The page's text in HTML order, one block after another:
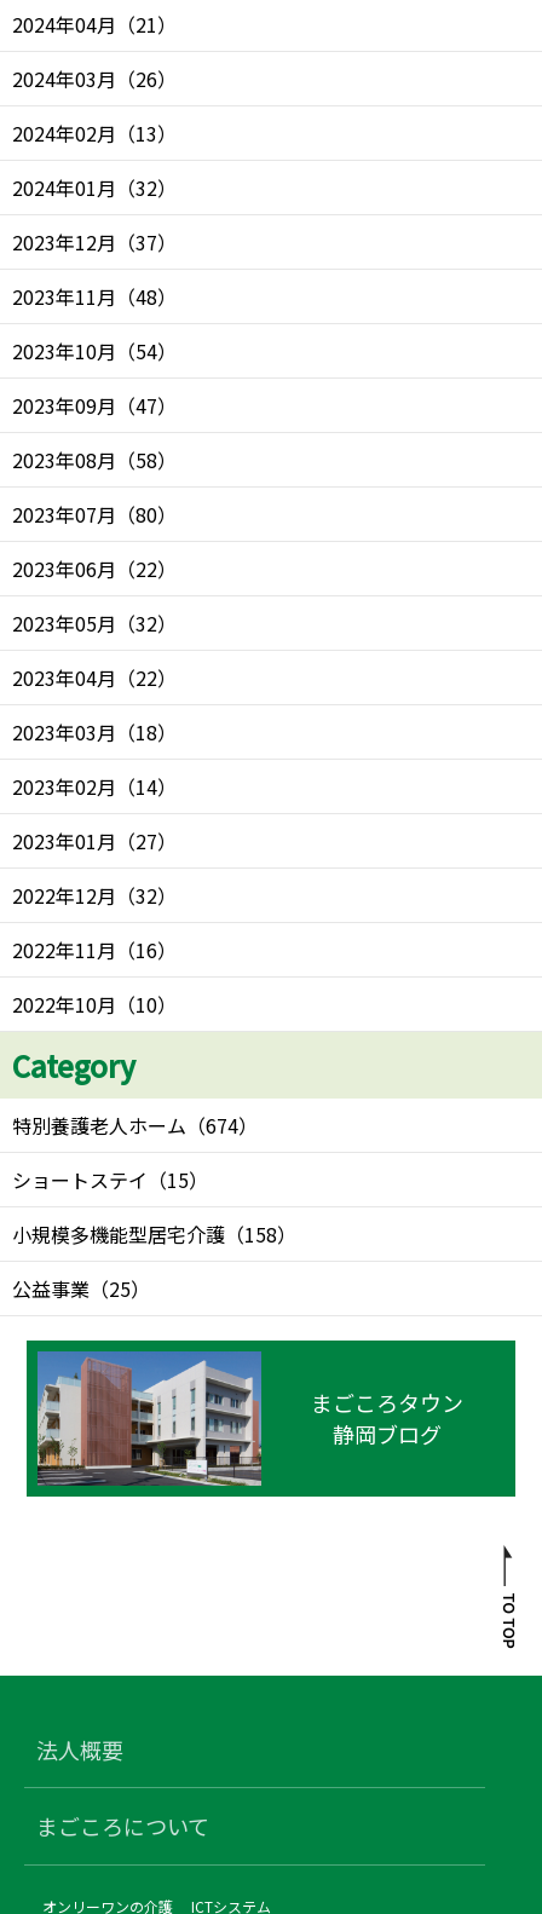
2024年04月 （21）
2024年03月 （26）
2024年02月 （13）
2024年01月 （32）
2023年12月 （37）
2023年11月 （48）
2023年10月 （54）
2023年09月 （47）
2023年08月 （58）
2023年07月 （80）
2023年06月 （22）
2023年05月 （32）
2023年04月 （22）
2023年03月 （18）
2023年02月 （14）
2023年01月 （27）
2022年12月 （32）
2022年11月 （16）
2022年10月 （10）
Category
特別養護老人ホーム （674）
ショートステイ （15）
小規模多機能型居宅介護 （158）
公益事業 （25）
まごころタウン
静岡ブログ
法人概要
まごころについて
オンリーワンの介護 ICTシステム